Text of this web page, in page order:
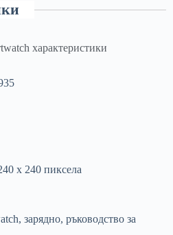
характеристики
x 240 пиксела
зарядно, ръководство за